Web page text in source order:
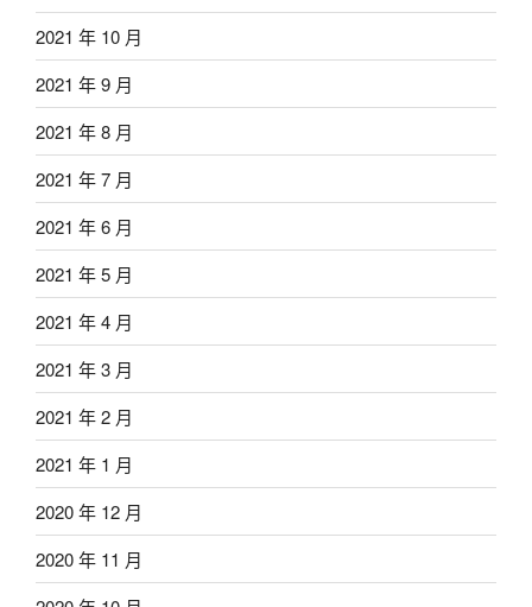
2021 年 10 月
2021 年 9 月
2021 年 8 月
2021 年 7 月
2021 年 6 月
2021 年 5 月
2021 年 4 月
2021 年 3 月
2021 年 2 月
2021 年 1 月
2020 年 12 月
2020 年 11 月